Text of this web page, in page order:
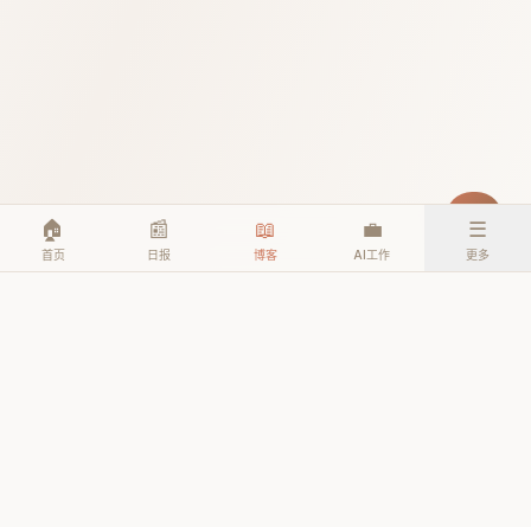
🏠
首页
📰
日报
📖
博客
💼
AI工作
☰
更多